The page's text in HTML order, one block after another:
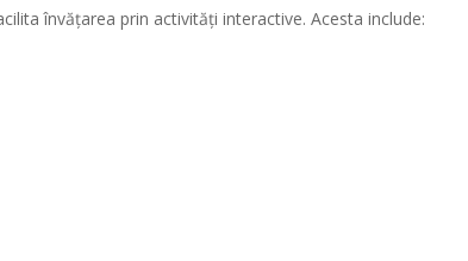
învățarea prin activități interactive. Acesta include: